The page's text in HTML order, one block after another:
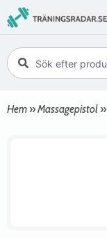
Hem »Massagepistol »